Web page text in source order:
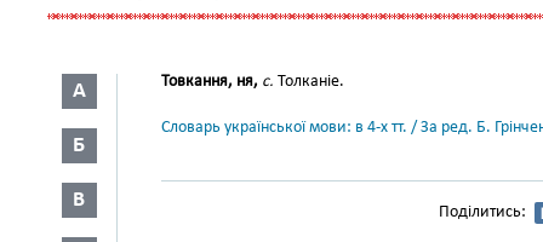
А
Б
В
Товкання, ня, с. Толканіе.
Словарь української мови: в 4-х тт. / За ред. Б.
Поділитись: